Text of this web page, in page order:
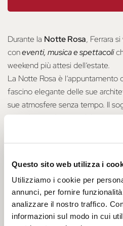
Questo sito web utilizza i
Utilizziamo i cookie per
annunci, per fornire
analizzare il nostro traffico.
informazioni sul modo in cui
Durante la Notte Rosa, Ferrara
coneventi, musica e spettacoli
weekend più attesi dell’estate.
La Notte Rosa è l’appuntamento
fascino elegante delle sue
sue atmosfere senza tempo. Il
centrali, a pochi passi dal cuore
comfort e fascino si incontrano
indimenticabile.
di rosa, regalando uno
città, e sarà eccezionalmente
offrendo l’opportunità di visitarlo
speciale.